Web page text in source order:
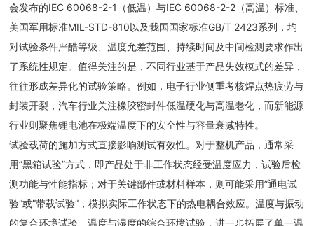
会发布的IEC 60068-2-1（低温）与IEC 60068-2-2（高温）标准、
美国军用标准MIL-STD-810以及我国国家标准GB/T 2423系列，均
对试验条件严酷等级、温度允差范围、持续时间及中间检测要求作出
了系统性规定。值得关注的是，不同行业基于产品失效模式的差异，
往往形成差异化的试验策略。例如，电子行业侧重考核焊点热疲劳与
封装开裂，汽车行业关注橡胶密封件低温硬化与高温老化，而新能源
行业则聚焦锂电池在极端温度下的安全性与容量衰减特性。
试验载荷的施加方式直接影响测试有效性。对于整机产品，通常采
用”黑箱试验”方式，即产品处于非工作状态经受温度应力，试验后检
测功能与性能指标；对于关键部件或材料样本，则可能采用”通电试
验”或”带载试验”，模拟实际工作状态下的热电耦合效应。温度与振动
的复合环境试验、温度与湿度的综合环境试验，进一步拓展了单一温